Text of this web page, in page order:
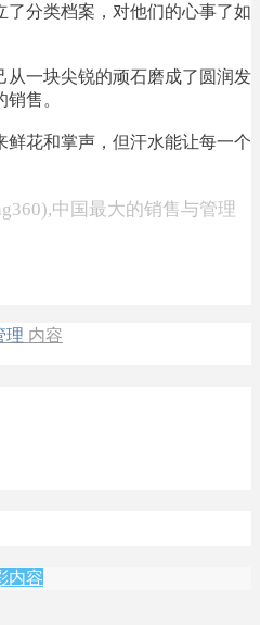
分类档案，对他们的心事了如
从一块尖锐的顽石磨成了圆润发
售。
花和掌声，但汗水能让每一个
中国最大的销售与管理
理 内容
内容